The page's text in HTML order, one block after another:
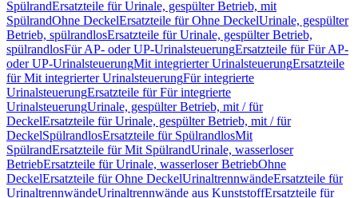
SpülrandErsatzteile für Urinale, gespülter Betrieb, mit
SpülrandOhne DeckelErsatzteile für Ohne DeckelUrinale, gespülter
Betrieb, spülrandlosErsatzteile für Urinale, gespülter Betrieb,
spülrandlosFür AP- oder UP-UrinalsteuerungErsatzteile für Für AP-
oder UP-UrinalsteuerungMit integrierter UrinalsteuerungErsatzteile
für Mit integrierter UrinalsteuerungFür integrierte
UrinalsteuerungErsatzteile für Für integrierte
UrinalsteuerungUrinale, gespülter Betrieb, mit / für
DeckelErsatzteile für Urinale, gespülter Betrieb, mit / für
DeckelSpülrandlosErsatzteile für SpülrandlosMit
SpülrandErsatzteile für Mit SpülrandUrinale, wasserloser
BetriebErsatzteile für Urinale, wasserloser BetriebOhne
DeckelErsatzteile für Ohne DeckelUrinaltrennwändeErsatzteile für
UrinaltrennwändeUrinaltrennwände aus KunststoffErsatzteile für